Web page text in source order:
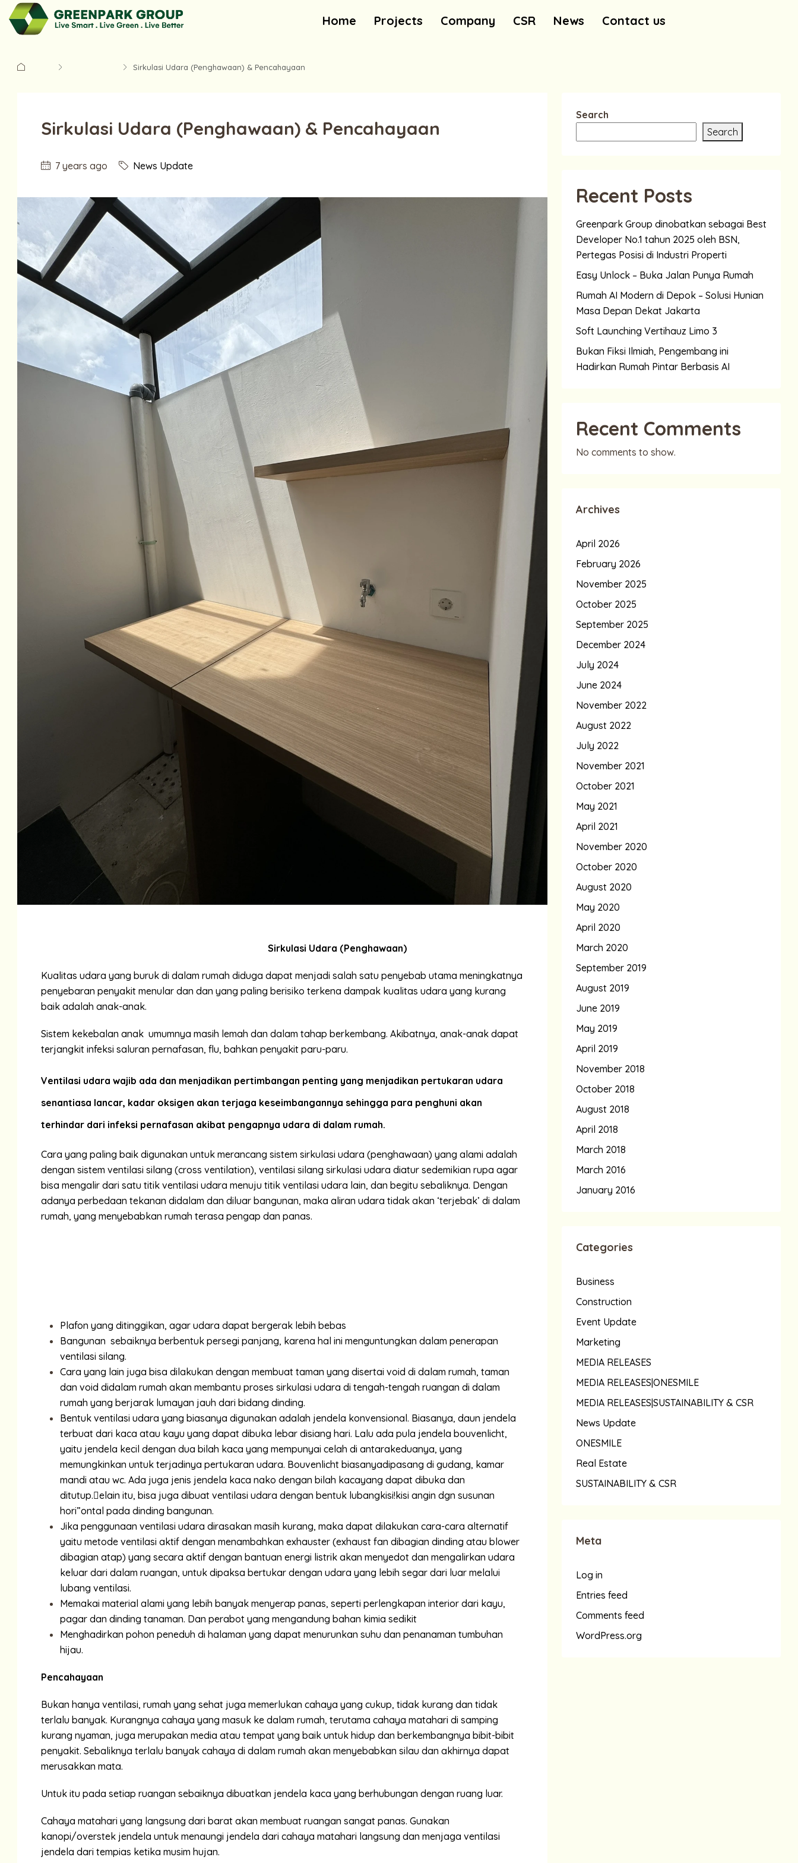
Home Projects Company CSR News Contact us
Sirkulasi Udara (Penghawaan) & Pencahayaan
Sirkulasi Udara (Penghawaan) & Pencahayaan
7 years ago News Update
Sirkulasi Udara (Penghawaan)
Kualitas udara yang buruk di dalam rumah diduga dapat menjadi salah satu penyebab utama meningkatnya
penyebaran penyakit menular dan dan yang paling berisiko terkena dampak kualitas udara yang kurang
baik adalah anak-anak.
Sistem kekebalan anak umumnya masih lemah dan dalam tahap berkembang. Akibatnya, anak-anak dapat
terjangkit infeksi saluran pernafasan, flu, bahkan penyakit paru-paru.
Ventilasi udara wajib ada dan menjadikan pertimbangan penting yang menjadikan pertukaran udara
senantiasa lancar, kadar oksigen akan terjaga keseimbangannya sehingga para penghuni akan
terhindar dari infeksi pernafasan akibat pengapnya udara di dalam rumah.
Cara yang paling baik digunakan untuk merancang sistem sirkulasi udara (penghawaan) yang alami adalah
dengan sistem ventilasi silang (cross ventilation), ventilasi silang sirkulasi udara diatur sedemikian rupa agar
bisa mengalir dari satu titik ventilasi udara menuju titik ventilasi udara lain, dan begitu sebaliknya. Dengan
adanya perbedaan tekanan didalam dan diluar bangunan, maka aliran udara tidak akan ‘terjebak’ di dalam
rumah, yang menyebabkan rumah terasa pengap dan panas.
Plafon yang ditinggikan, agar udara dapat bergerak lebih bebas
Bangunan sebaiknya berbentuk persegi panjang, karena hal ini menguntungkan dalam penerapan
ventilasi silang.
Cara yang lain juga bisa dilakukan dengan membuat taman yang disertai void di dalam rumah, taman
dan void didalam rumah akan membantu proses sirkulasi udara di tengah-tengah ruangan di dalam
rumah yang berjarak lumayan jauh dari bidang dinding.
Bentuk ventilasi udara yang biasanya digunakan adalah jendela konvensional. Biasanya, daun jendela
terbuat dari kaca atau kayu yang dapat dibuka lebar disiang hari. Lalu ada pula jendela bouvenlicht,
yaitu jendela kecil dengan dua bilah kaca yang mempunyai celah di antarakeduanya, yang
memungkinkan untuk terjadinya pertukaran udara. Bouvenlicht biasanyadipasang di gudang, kamar
mandi atau wc. Ada juga jenis jendela kaca nako dengan bilah kacayang dapat dibuka dan
ditutup.elain itu, bisa juga dibuat ventilasi udara dengan bentuk lubangkisi!kisi angin dgn susunan
hori”ontal pada dinding bangunan.
Jika penggunaan ventilasi udara dirasakan masih kurang, maka dapat dilakukan cara-cara alternatif
yaitu metode ventilasi aktif dengan menambahkan exhauster (exhaust fan dibagian dinding atau blower
dibagian atap) yang secara aktif dengan bantuan energi listrik akan menyedot dan mengalirkan udara
keluar dari dalam ruangan, untuk dipaksa bertukar dengan udara yang lebih segar dari luar melalui
lubang ventilasi.
Memakai material alami yang lebih banyak menyerap panas, seperti perlengkapan interior dari kayu,
pagar dan dinding tanaman. Dan perabot yang mengandung bahan kimia sedikit
Menghadirkan pohon peneduh di halaman yang dapat menurunkan suhu dan penanaman tumbuhan
hijau.
Pencahayaan
Bukan hanya ventilasi, rumah yang sehat juga memerlukan cahaya yang cukup, tidak kurang dan tidak
terlalu banyak. Kurangnya cahaya yang masuk ke dalam rumah, terutama cahaya matahari di samping
kurang nyaman, juga merupakan media atau tempat yang baik untuk hidup dan berkembangnya bibit-bibit
penyakit. Sebaliknya terlalu banyak cahaya di dalam rumah akan menyebabkan silau dan akhirnya dapat
merusakkan mata.
Untuk itu pada setiap ruangan sebaiknya dibuatkan jendela kaca yang berhubungan dengan ruang luar.
Cahaya matahari yang langsung dari barat akan membuat ruangan sangat panas. Gunakan
kanopi/overstek jendela untuk menaungi jendela dari cahaya matahari langsung dan menjaga ventilasi
jendela dari tempias ketika musim hujan.
Search
Search
Recent Posts
Greenpark Group dinobatkan sebagai Best
Developer No.1 tahun 2025 oleh BSN,
Pertegas Posisi di Industri Properti
Easy Unlock – Buka Jalan Punya Rumah
Rumah AI Modern di Depok – Solusi Hunian
Masa Depan Dekat Jakarta
Soft Launching Vertihauz Limo 3
Bukan Fiksi Ilmiah, Pengembang ini
Hadirkan Rumah Pintar Berbasis AI
Recent Comments
No comments to show.
Archives
April 2026
February 2026
November 2025
October 2025
September 2025
December 2024
July 2024
June 2024
November 2022
August 2022
July 2022
November 2021
October 2021
May 2021
April 2021
November 2020
October 2020
August 2020
May 2020
April 2020
March 2020
September 2019
August 2019
June 2019
May 2019
April 2019
November 2018
October 2018
August 2018
April 2018
March 2018
March 2016
January 2016
Categories
Business
Construction
Event Update
Marketing
MEDIA RELEASES
MEDIA RELEASES|ONESMILE
MEDIA RELEASES|SUSTAINABILITY & CSR
News Update
ONESMILE
Real Estate
SUSTAINABILITY & CSR
Meta
Log in
Entries feed
Comments feed
WordPress.org